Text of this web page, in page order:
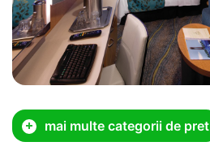
mai multe categorii de pret